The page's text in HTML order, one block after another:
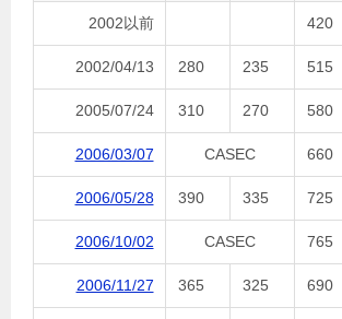
2002以前 420
2002/04/13 280 235 515
2005/07/24 310 270 580
2006/03/07 CASEC 660
2006/05/28 390 335 725
2006/10/02 CASEC 765
2006/11/27 365 325 690